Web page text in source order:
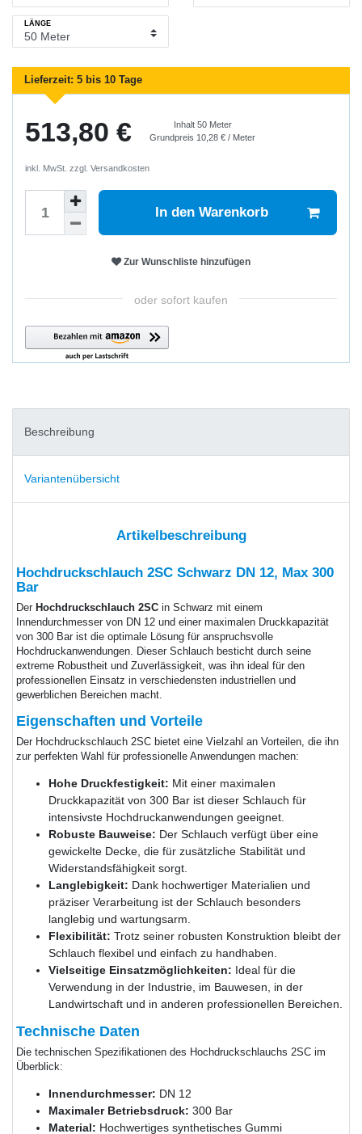
LÄNGE
Lieferzeit: 5 bis 10 Tage
513,80 € Inhalt 50 Meter
Grundpreis10,28 € / Meter
inkl. MwSt. zzgl. Versandkosten
In den Warenkorb
Zur Wunschliste hinzufügen
oder sofort kaufen
Beschreibung
Variantenübersicht
Artikelbeschreibung
Hochdruckschlauch 2SC Schwarz DN 12, Max 300
Bar
Der Hochdruckschlauch 2SCin Schwarz mit einem
Innendurchmesser von DN 12 und einer maximalen Druckkapazität
von 300 Bar ist die optimale Lösung für anspruchsvolle
Hochdruckanwendungen. Dieser Schlauch besticht durch seine
extreme Robustheit und Zuverlässigkeit, was ihn ideal für den
professionellen Einsatz in verschiedensten industriellen und
gewerblichen Bereichen macht.
Eigenschaften und Vorteile
Der Hochdruckschlauch 2SC bietet eine Vielzahl an Vorteilen, die ihn
zur perfekten Wahl für professionelle Anwendungen machen:
Hohe Druckfestigkeit: Mit einer maximalen
Druckkapazität von 300 Bar ist dieser Schlauch für
intensivste Hochdruckanwendungen geeignet.
Robuste Bauweise: Der Schlauch verfügt über eine
gewickelte Decke, die für zusätzliche Stabilität und
Widerstandsfähigkeit sorgt.
Langlebigkeit: Dank hochwertiger Materialien und
präziser Verarbeitung ist der Schlauch besonders
langlebig und wartungsarm.
Flexibilität: Trotz seiner robusten Konstruktion bleibt der
Schlauch flexibel und einfach zu handhaben.
Vielseitige Einsatzmöglichkeiten: Ideal für die
Verwendung in der Industrie, im Bauwesen, in der
Landwirtschaft und in anderen professionellen Bereichen.
Technische Daten
Die technischen Spezifikationen des Hochdruckschlauchs 2SC im
Überblick:
Innendurchmesser: DN 12
Maximaler Betriebsdruck: 300 Bar
Material: Hochwertiges synthetisches Gummi